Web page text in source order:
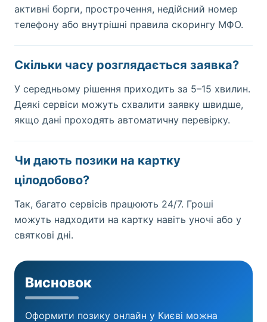
активні борги, прострочення, недійсний номер
телефону або внутрішні правила скорингу МФО.
Скільки часу розглядається заявка?
У середньому рішення приходить за 5–15 хвилин.
Деякі сервіси можуть схвалити заявку швидше,
якщо дані проходять автоматичну перевірку.
Чи дають позики на картку
цілодобово?
Так, багато сервісів працюють 24/7. Гроші
можуть надходити на картку навіть уночі або у
святкові дні.
Висновок
Оформити позику онлайн у Києві можна